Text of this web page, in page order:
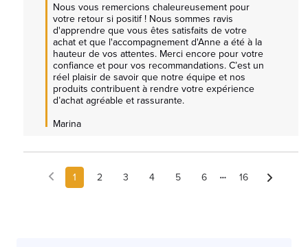
Nous vous remercions chaleureusement pour
votre retour si positif ! Nous sommes ravis
d'apprendre que vous êtes satisfaits de votre
achat et que l'accompagnement d'Anne a été à la
hauteur de vos attentes. Merci encore pour votre
confiance et pour vos recommandations. C’est un
réel plaisir de savoir que notre équipe et nos
produits contribuent à rendre votre expérience
d’achat agréable et rassurante.
Marina
1 2 3 4 5 6 16